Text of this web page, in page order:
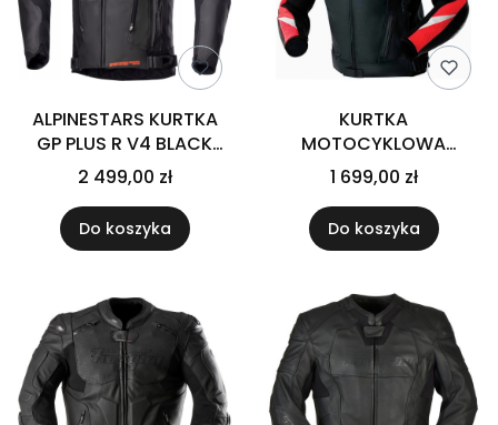
ALPINESTARS KURTKA
GP PLUS R V4 BLACK
WHITE
2 499,00 zł
Do koszyka
KURTKA
MOTOCYKLOWA
SKÓRZANA RST
TRACTECH EVO D3O
BLACK FLUO RED
1 699,00 zł
Do koszyka